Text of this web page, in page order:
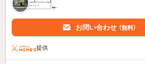
お問い合わせ （無料）
提供